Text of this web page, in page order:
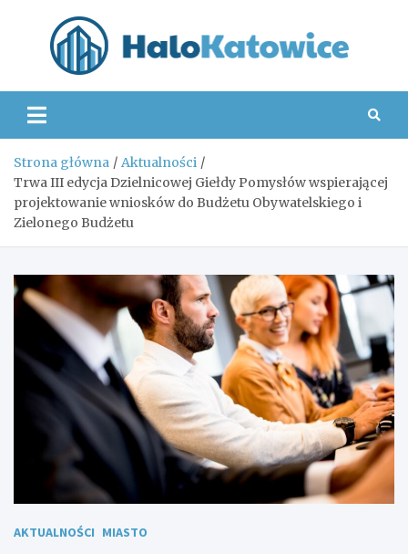
Strona główna
Aktualności
Trwa III edycja Dzielnicowej Giełdy Pomysłów wspierającej
projektowanie wniosków do Budżetu Obywatelskiego i
Zielonego Budżetu
AKTUALNOŚCI MIASTO